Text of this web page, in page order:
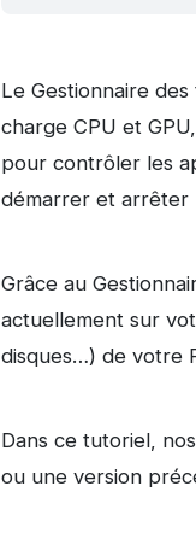
Le Gestionnaire
charge CPU et
pour contrôler les
démarrer et arrêter
Grâce au
actuellement sur
disques…) de votre
Dans ce tutoriel,
ou une version